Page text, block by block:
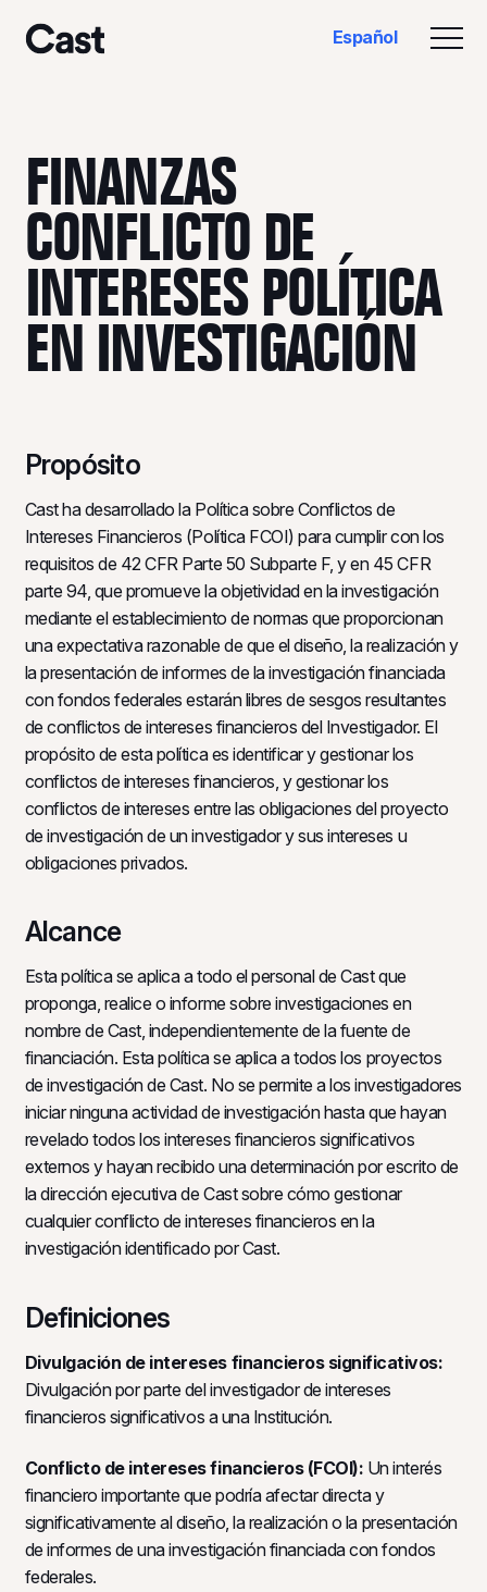
Español
FINANZAS
CONFLICTO DE
INTERESES POLÍTICA
EN INVESTIGACIÓN
Propósito
Cast ha desarrollado la Política sobre Conflictos de
Intereses Financieros (Política FCOI) para cumplir con los
requisitos de 42 CFR Parte 50 Subparte F, y en 45 CFR
parte 94, que promueve la objetividad en la investigación
mediante el establecimiento de normas que proporcionan
una expectativa razonable de que el diseño, la realización y
la presentación de informes de la investigación financiada
con fondos federales estarán libres de sesgos resultantes
de conflictos de intereses financieros del Investigador. El
propósito de esta política es identificar y gestionar los
conflictos de intereses financieros, y gestionar los
conflictos de intereses entre las obligaciones del proyecto
de investigación de un investigador y sus intereses u
obligaciones privados.
Alcance
Esta política se aplica a todo el personal de Cast que
proponga, realice o informe sobre investigaciones en
nombre de Cast, independientemente de la fuente de
financiación. Esta política se aplica a todos los proyectos
de investigación de Cast. No se permite a los investigadores
iniciar ninguna actividad de investigación hasta que hayan
revelado todos los intereses financieros significativos
externos y hayan recibido una determinación por escrito de
la dirección ejecutiva de Cast sobre cómo gestionar
cualquier conflicto de intereses financieros en la
investigación identificado por Cast.
Definiciones
Divulgación de intereses financieros significativos:
Divulgación por parte del investigador de intereses
financieros significativos a una Institución.
Conflicto de intereses financieros (FCOI): Un interés
financiero importante que podría afectar directa y
significativamente al diseño, la realización o la presentación
de informes de una investigación financiada con fondos
federales.